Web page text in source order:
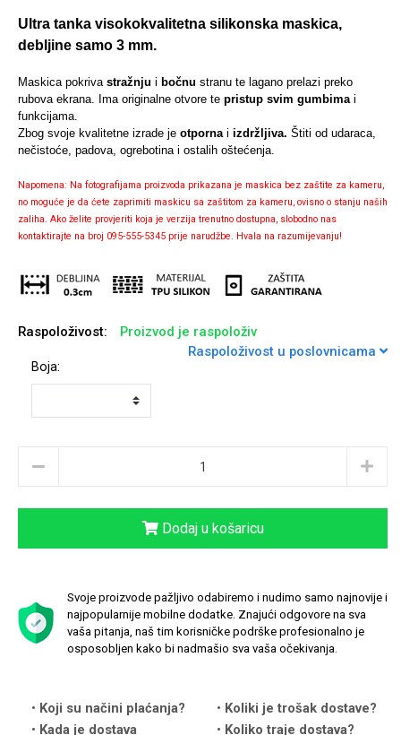
Ultra tanka visokokvalitetna silikonska maskica,
debljine samo 3 mm.
Maskica pokriva stražnju i bočnu stranu te lagano prelazi preko
rubova ekrana. Ima originalne otvore te pristup svim gumbimai
funkcijama.
Zbog svoje kvalitetne izrade je otpornai izdržljiva. Štiti od udaraca,
nečistoće, padova, ogrebotina i ostalih oštećenja.
Napomena: Na fotografijama proizvoda prikazana je maskica bez zaštite za kameru,
no moguće je da ćete zaprimiti maskicu sa zaštitom za kameru, ovisno o stanju naših
zaliha. Ako želite provjeriti koja je verzija trenutno dostupna, slobodno nas
kontaktirajte na broj 095-555-5345 prije narudžbe. Hvala na razumijevanju!
Raspoloživost:
Proizvod je raspoloživ
Raspoloživost u poslovnicama
Boja:
Dodaj u košaricu
Svoje proizvode pažljivo odabiremo i nudimo samo najnovije i
najpopularnije mobilne dodatke. Znajući odgovore na sva
vaša pitanja, naš tim korisničke podrške profesionalno je
osposobljen kako bi nadmašio sva vaša očekivanja.
Koji su načini plaćanja?
Koliki je trošak dostave?
Kada je dostava
Koliko traje dostava?
Sleng Feel Good
Životinjsko carstvo Takeoff
Quotes Collection Cirkus
Univerzalne futrole i
Preklopne maskice